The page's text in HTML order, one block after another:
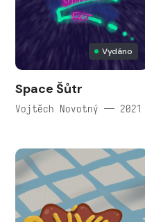
Vydáno
Space Šůtr
Vojtěch Novotný — 2021